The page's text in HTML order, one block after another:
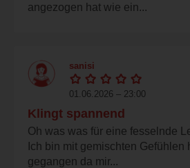
angezogen hat wie ein...
sanisi
01.06.2026 – 23:00
Klingt spannend
Oh was was für eine fesselnde
Ich bin mit gemischten Gefühlen
gegangen da mir...